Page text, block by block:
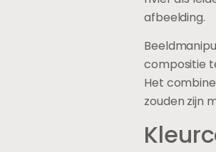
afbeelding.
compositie
Het
zouden zijn